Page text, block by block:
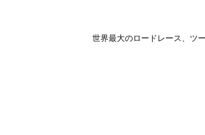
世界最大のロードレース、ツ